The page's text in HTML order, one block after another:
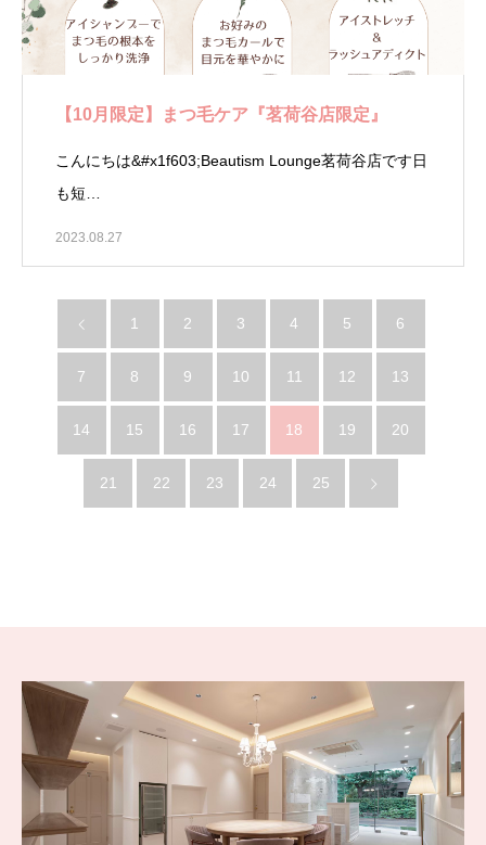
【10月限定】まつ毛ケア『茗荷谷店限定』
こんにちは&#x1f603;Beautism Lounge茗荷谷店です日
も短…
2023.08.27
1 2 3 4 5 6
7 8 9 10 11 12 13
14 15 16 17 18 19 20
21 22 23 24 25